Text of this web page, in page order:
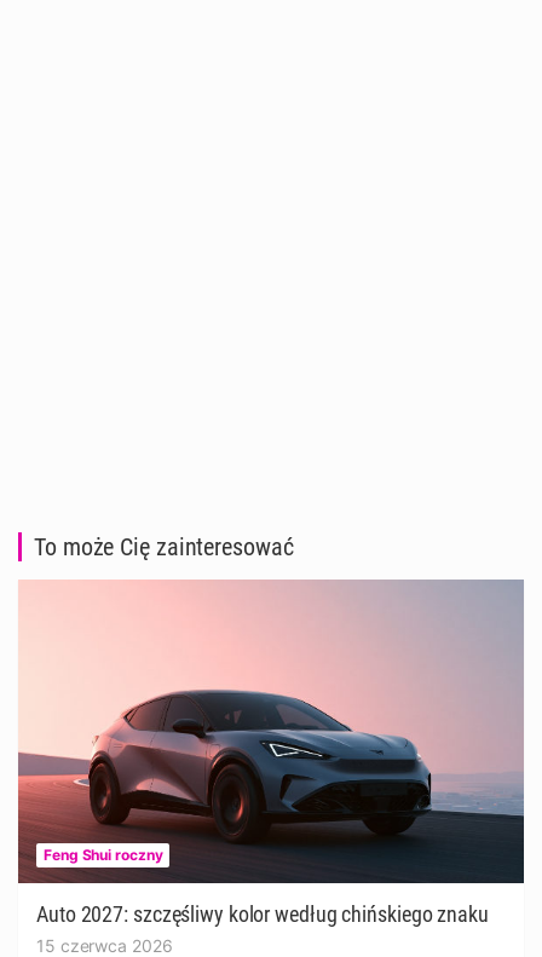
To może Cię zainteresować
Feng Shui roczny
Auto 2027: szczęśliwy kolor według chińskiego znaku
15 czerwca 2026